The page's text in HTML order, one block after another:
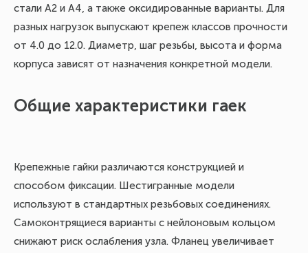
стали А2 и А4, а также оксидированные варианты. Для
разных нагрузок выпускают крепеж классов прочности
от 4.0 до 12.0. Диаметр, шаг резьбы, высота и форма
корпуса зависят от назначения конкретной модели.
Общие характеристики гаек
Крепежные гайки различаются конструкцией и
способом фиксации. Шестигранные модели
используют в стандартных резьбовых соединениях.
Самоконтрящиеся варианты с нейлоновым кольцом
снижают риск ослабления узла. Фланец увеличивает